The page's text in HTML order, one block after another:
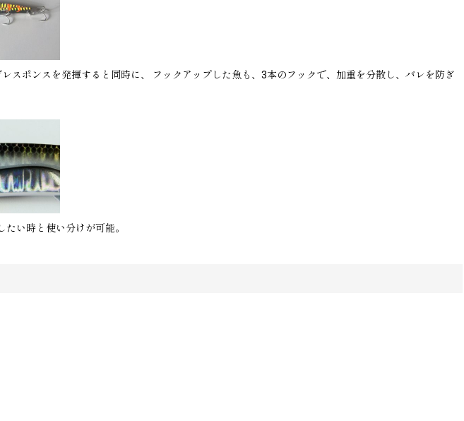
ポンスを発揮すると同時に、 フックアップした魚も、3本のフックで、加重を分散し、バレを防ぎ
い時と使い分けが可能。